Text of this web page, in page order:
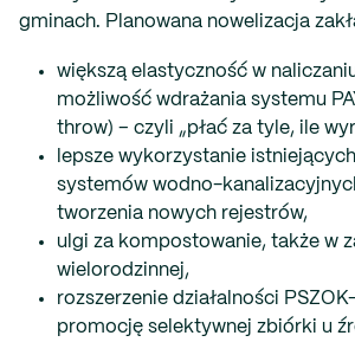
gminach. Planowana nowelizacja
większą elastyczność w
możliwość wdrażania systemu
throw) – czyli „płać za tyle, ile
lepsze wykorzystanie
systemów wodno-
tworzenia nowych rejestrów,
ulgi za kompostowanie, także w
wielorodzinnej,
rozszerzenie działalności
promocję selektywnej zbiórki u